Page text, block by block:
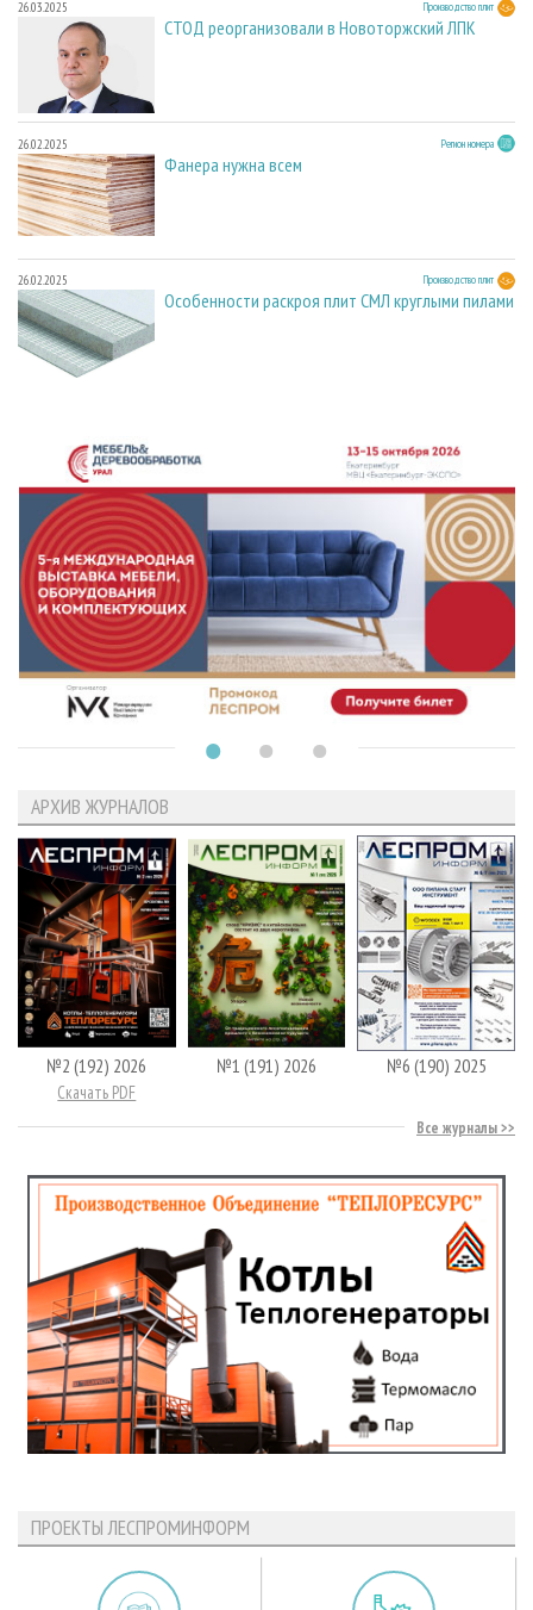
26.03.2025 Производство плит
СТОД реорганизовали в Новоторжский ЛПК
26.02.2025 Регион номера
Фанера нужна всем
26.02.2025 Производство плит
Особенности раскроя плит СМЛ круглыми пилами
АРХИВ ЖУРНАЛОВ
№2 (192) 2026
Скачать PDF
№1 (191) 2026 №6 (190) 2025
Все журналы
ПРОЕКТЫ ЛЕСПРОМИНФОРМ